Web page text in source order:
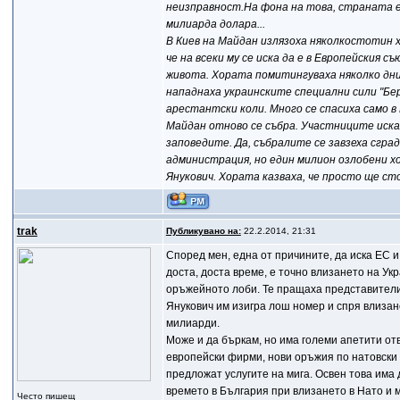
неизправност.На фона на това, страната е
милиарда долара...
В Киев на Майдан излязоха
че на всеки му се иска да е в Европейския
живота. Хората помитингуваха няколко
нападнаха украинските специални сили
арестантски коли. Много се спасиха само
Майдан отново се събра. Участниците
заповедите. Да, събралите се завзеха
администрация, но един милион озлобени
Янукович. Хората казваха, че просто ще
trak Публикувано на:22.2.2014, 21:31
Често пишещ
Според мен, една от причините, да иска ЕС и
доста, доста време, е точно влизането на
оръжейното лоби. Те пращаха
Янукович им изигра лош номер и спря
милиарди.
Може и да бъркам, но има големи апетити
европейски фирми, нови оръжия по
предложат услугите на мига. Освен това
времето в България при влизането в Нато